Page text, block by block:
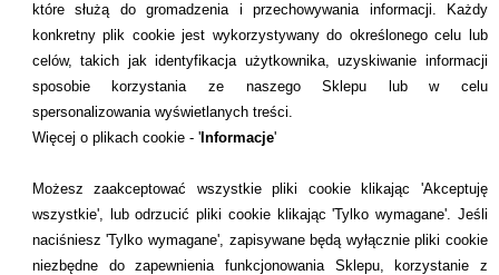
które służą do gromadzenia i przechowywania informacji. Każdy
konkretny plik cookie jest wykorzystywany do określonego celu lub
celów, takich jak identyfikacja użytkownika, uzyskiwanie informacji
sposobie korzystania ze naszego Sklepu lub w celu
spersonalizowania wyświetlanych treści.
Więcej o plikach cookie - 'Informacje'
Możesz zaakceptować wszystkie pliki cookie klikając 'Akceptuję
wszystkie', lub odrzucić pliki cookie klikając 'Tylko wymagane'. Jeśli
naciśniesz 'Tylko wymagane', zapisywane będą wyłącznie pliki cookie
niezbędne do zapewnienia funkcjonowania Sklepu, korzystanie z
INFORMACJE KONTAKTOWE
Informacje
Dostawcy
Kontakt